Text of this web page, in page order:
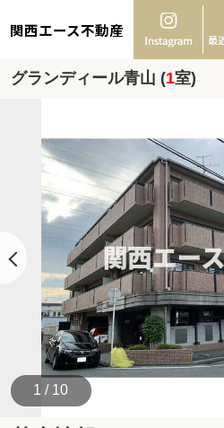
関西エース不動産
グランディール青山 (1室)
1 / 10